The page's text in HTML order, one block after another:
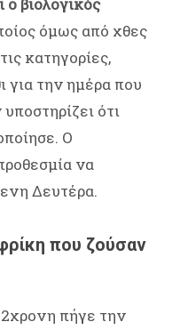
όμως από χθες
κατηγορίες,
για την ημέρα που
ότι
Ο
να
Δευτέρα.
που ζούσαν
πήγε την